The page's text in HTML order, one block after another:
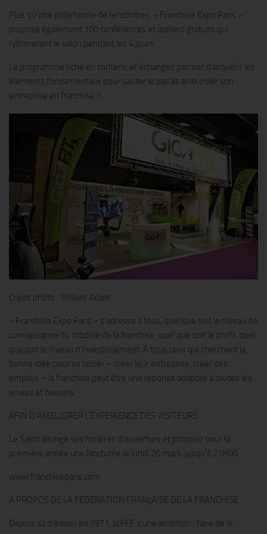
Plus qu’une plateforme de rencontres, « Franchise Expo Paris »
propose également 100 conférences et ateliers gratuits qui
rythmeront le salon pendant les 4 jours.
Le programme riche en contenu et échanges permet d’acquérir les
éléments fondamentaux pour sauter le pas et ainsi créer son
entreprise en franchise !!
Crédit photo : William Adam
« Franchise Expo Paris » s’adresse à tous, quel que soit le niveau de
connaissance du modèle de la franchise, quel que soit le profil, quel
que soit le niveau d’investissement. A tous ceux qui cherchent la
bonne idée pour se lancer – créer leur entreprise, créer des
emplois – la franchise peut être une réponse adaptée à toutes les
envies et besoins.
AFIN D’AMELIORER L’EXPERIENCE DES VISITEURS :
Le Salon allonge ses horaires d’ouverture et propose pour la
première année une Nocturne le lundi 20 mars, jusqu’à 21H00.
www.franchiseparis.com
A PROPOS DE LA FEDERATION FRANçAISE DE LA FRANCHISE
Depuis sa création en 1971, la FFF a une ambition : faire de la